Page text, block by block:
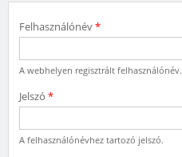
Felhasználónév*
A webhelyen regisztrált felhasználónév.
Jelszó *
A felhasználónévhez tartozó jelszó.